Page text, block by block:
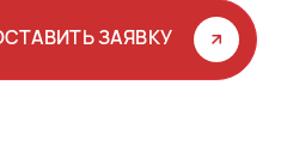
ЗАЯВКУ